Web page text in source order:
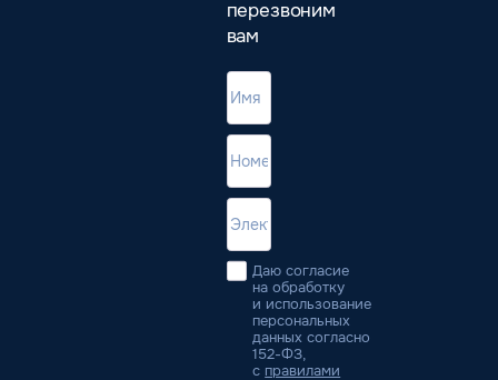
перезвоним
вам
Даю согласие
на обработку
и использование
персональных
данных согласно
152-ФЗ,
с правилами